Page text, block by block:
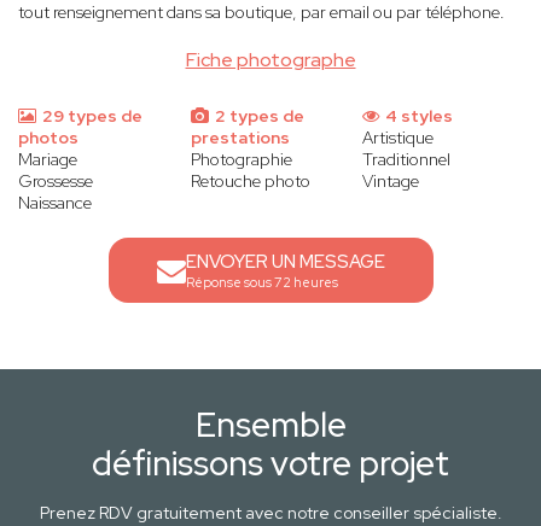
Fiche photographe
tout renseignement dans sa boutique, par email ou par téléphone.
29 types de
photos
Mariage
Grossesse
Naissance
2 types de
prestations
Photographie
Retouche photo
4 styles
Artistique
Traditionnel
Vintage
ENVOYER UN MESSAGE
Réponse sous 72 heures
Ensemble
définissons votre projet
Prenez RDV gratuitement avec notre conseiller spécialiste.